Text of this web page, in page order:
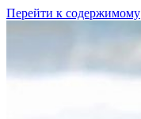
Перейти к содержимому